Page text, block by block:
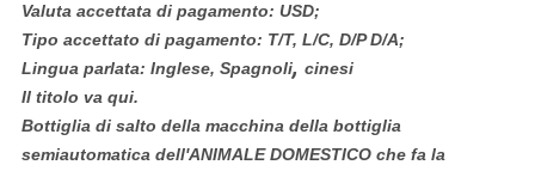
Valuta accettata di pagamento: USD;
Tipo accettato di pagamento: T/T, L/C, D/P D/A;
Lingua parlata: Inglese, Spagnoli, cinesi
Il titolo va qui.
Bottiglia di salto della macchina della bottiglia
semiautomatica dell'ANIMALE DOMESTICO che fa la